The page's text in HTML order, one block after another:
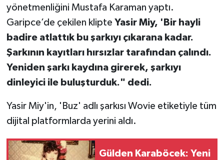
yönetmenliğini Mustafa Karaman yaptı.
Garipce’de çekilen klipte Yasir Miy, 'Bir hayli
badire atlattık bu şarkıyı çıkarana kadar.
Şarkının kayıtları hırsızlar tarafından çalındı.
Yeniden şarkı kaydına girerek, şarkıyı
dinleyici ile buluşturduk." dedi.
Yasir Miy'in, 'Buz' adlı şarkısı Wovie etiketiyle tüm
dijital platformlarda yerini aldı.
Gülden Karaböcek: Yeni